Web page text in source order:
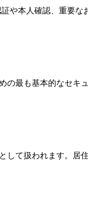
や本人確認、重要
最も基本的なセキ
て扱われます。居